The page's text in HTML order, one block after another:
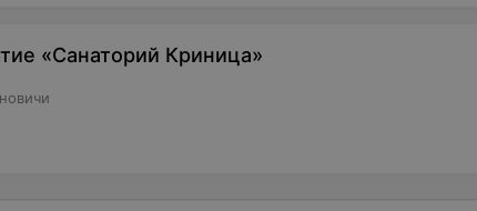
«Санаторий Криница»